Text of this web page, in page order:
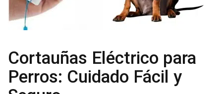
Cortauñas Eléctrico para
Perros: Cuidado Fácil y